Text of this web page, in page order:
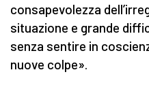
consapevolezza
situazione e grande
senza sentire in
nuove colpe».